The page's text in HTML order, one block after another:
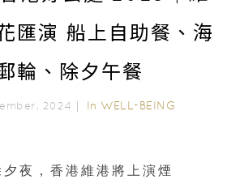
匯演 船上自助餐、海
郵輪、除夕午餐
2024｜ In WELL-BEING
夜，香港維港將上演煙